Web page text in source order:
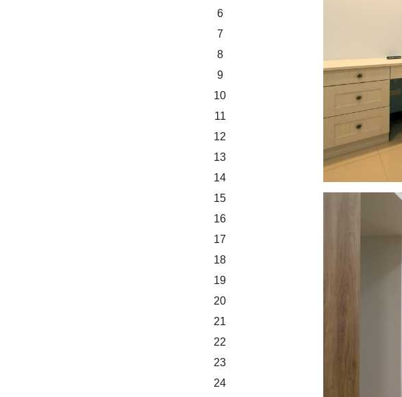
6
7
8
9
10
11
12
13
14
15
16
17
18
19
20
21
22
23
24